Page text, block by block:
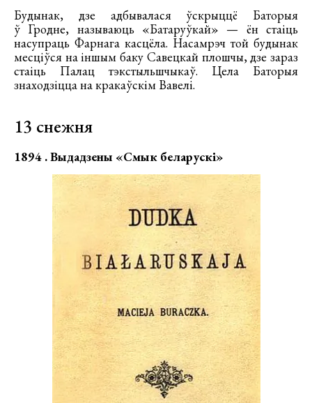
Будынак, дзе адбывалася ўскрыццё Баторыя
ў Гродне, называюць «Батаруўкай» — ён стаіць
насупраць Фарнага касцёла. Насамрэч той будынак
месціўся на іншым баку Савецкай плошчы, дзе зараз
стаіць Палац тэкстыльшчыкаў. Цела Баторыя
знаходзіцца на кракаўскім Вавелі.
13 снежня
1894 . Выдадзены «Смык беларускі»